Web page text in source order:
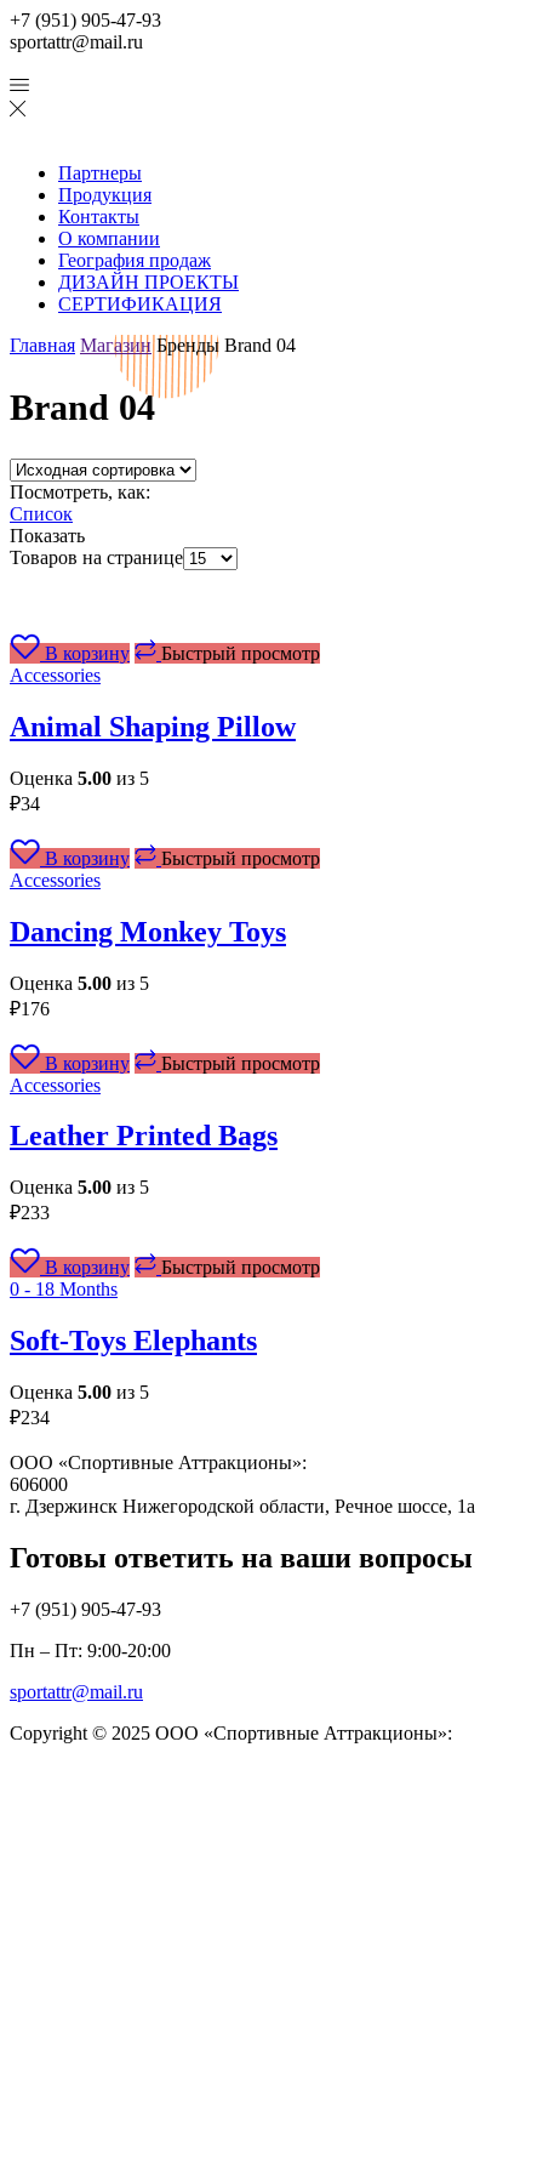
+7 (951) 905-47-93
sportattr@mail.ru
Партнеры
Продукция
Контакты
О компании
География продаж
ДИЗАЙН ПРОЕКТЫ
СЕРТИФИКАЦИЯ
Главная Магазин Бренды Brand 04
Brand 04
Посмотреть, как:
Список
Показать
Товаров на странице
В корзину
Быстрый просмотр
Accessories
Animal Shaping Pillow
Оценка 5.00 из 5
₽34
В корзину
Быстрый просмотр
Accessories
Dancing Monkey Toys
Оценка 5.00 из 5
₽176
В корзину
Быстрый просмотр
Accessories
Leather Printed Bags
Оценка 5.00 из 5
₽233
В корзину
Быстрый просмотр
0 - 18 Months
Soft-Toys Elephants
Оценка 5.00 из 5
₽234
ООО «Спортивные Аттракционы»:
606000
г. Дзержинск Нижегородской области, Речное шоссе, 1а
Готовы ответить на ваши вопросы
+7 (951) 905-47-93
Пн – Пт: 9:00-20:00
sportattr@mail.ru
Copyright © 2025 ООО «Спортивные Аттракционы»: